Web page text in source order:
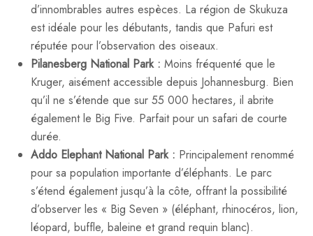
d’innombrables autres espèces. La région de Skukuza
est idéale pour les débutants, tandis que Pafuri est
réputée pour l’observation des oiseaux.
Pilanesberg National Park : Moins fréquenté que le
Kruger, aisément accessible depuis Johannesburg. Bien
qu’il ne s’étende que sur 55 000 hectares, il abrite
également le Big Five. Parfait pour un safari de courte
durée.
Addo Elephant National Park : Principalement renommé
pour sa population importante d’éléphants. Le parc
s’étend également jusqu’à la côte, offrant la possibilité
d’observer les « Big Seven » (éléphant, rhinocéros, lion,
léopard, buffle, baleine et grand requin blanc).